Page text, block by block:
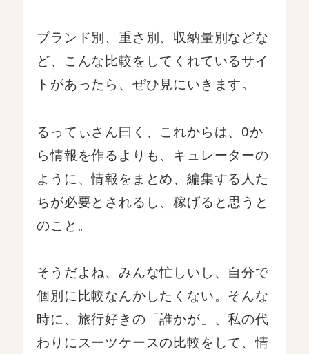
ブランド別、重さ別、収納量別などな
ど、こんな比較をしてくれているサイ
トがあったら、ぜひ見にいきます。
るってぃさん曰く、これからは、0か
ら情報を作るよりも、キュレーターの
ように、情報をまとめ、編集する人た
ちが必要とされるし、稼げると思うと
のこと。
そうだよね、みんな忙しいし、自分で
個別に比較なんかしたくない。そんな
時に、旅行好きの「誰かが」、私の代
わりにスーツケースの比較をして、情